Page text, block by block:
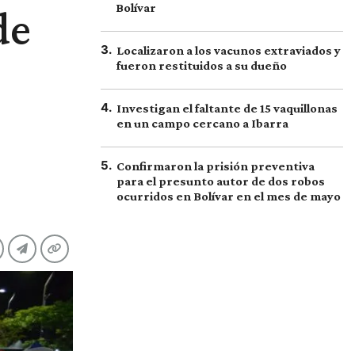
Bolívar
3. Localizaron a los vacunos extraviados y
fueron restituidos a su dueño
4. Investigan el faltante de 15 vaquillonas
en un campo cercano a Ibarra
5. Confirmaron la prisión preventiva
para el presunto autor de dos robos
ocurridos en Bolívar en el mes de mayo